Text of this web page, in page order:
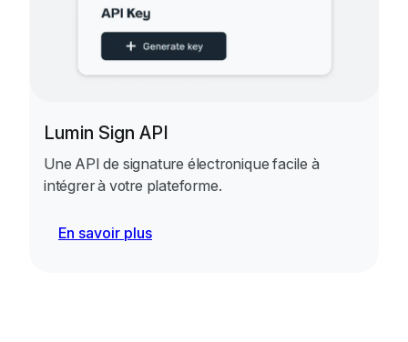
Lumin Sign API
Une API de signature électronique facile à
intégrer à votre plateforme.
En savoir plus